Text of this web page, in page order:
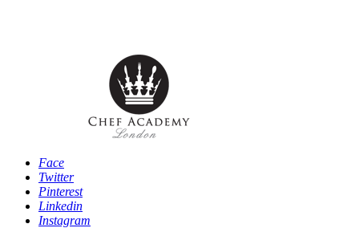
Face
Twitter
Pinterest
Linkedin
Instagram